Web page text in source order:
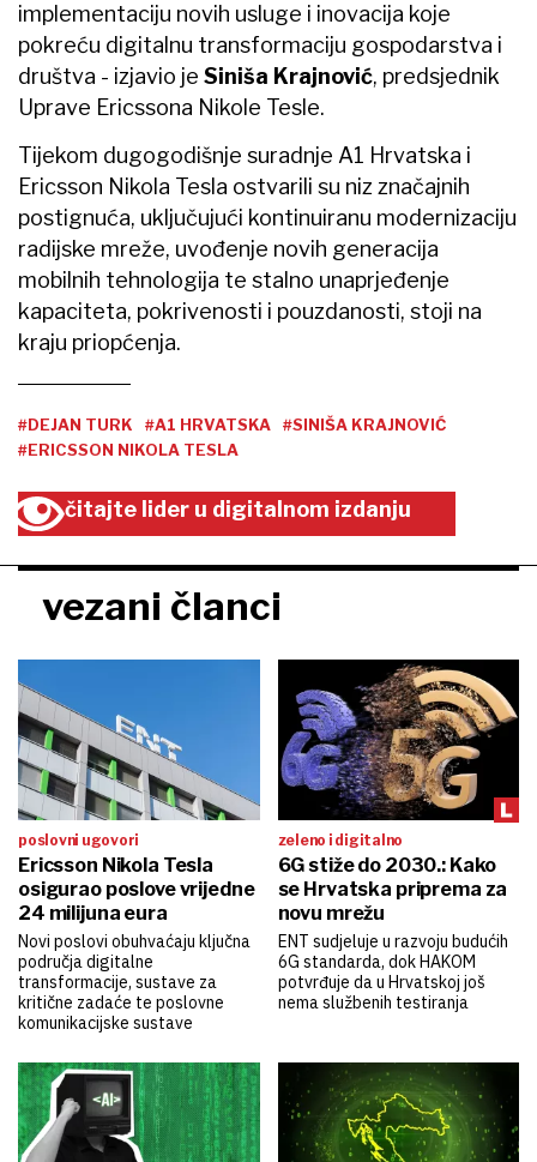
implementaciju novih usluge i inovacija koje
pokreću digitalnu transformaciju gospodarstva i
društva - izjavio je Siniša Krajnović, predsjednik
Uprave Ericssona Nikole Tesle.
Tijekom dugogodišnje suradnje A1 Hrvatska i
Ericsson Nikola Tesla ostvarili su niz značajnih
postignuća, uključujući kontinuiranu modernizaciju
radijske mreže, uvođenje novih generacija
mobilnih tehnologija te stalno unaprjeđenje
kapaciteta, pokrivenosti i pouzdanosti, stoji na
kraju priopćenja.
#DEJAN TURK #A1 HRVATSKA
#SINIŠA KRAJNOVIĆ
#ERICSSON NIKOLA TESLA
čitajte lider u digitalnom izdanju
vezani članci
poslovni ugovori
Ericsson Nikola Tesla
osigurao poslove vrijedne
24 milijuna eura
Novi poslovi obuhvaćaju ključna
područja digitalne
transformacije, sustave za
kritične zadaće te poslovne
komunikacijske sustave
zeleno i digitalno
6G stiže do 2030.: Kako
se Hrvatska priprema za
novu mrežu
ENT sudjeluje u razvoju budućih
6G standarda, dok HAKOM
potvrđuje da u Hrvatskoj još
nema službenih testiranja